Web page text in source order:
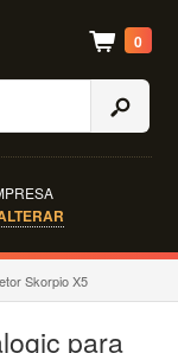
0
Skorpio X5
para